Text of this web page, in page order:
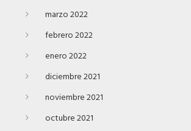
marzo 2022
febrero 2022
enero 2022
diciembre 2021
noviembre 2021
octubre 2021